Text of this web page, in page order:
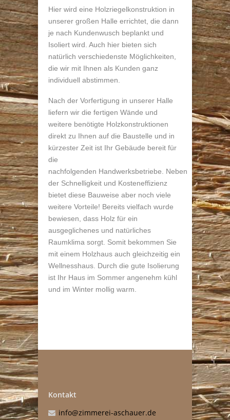
Hier wird eine Holzriegelkonstruktion in
unserer großen Halle errichtet, die dann
je nach Kundenwusch beplankt und
Isoliert wird. Auch hier bieten sich
natürlich verschiedenste Möglichkeiten,
die wir mit Ihnen als Kunden ganz
individuell abstimmen.
Nach der Vorfertigung in unserer Halle
liefern wir die fertigen Wände und
weitere benötigte Holzkonstruktionen
direkt zu Ihnen auf die Baustelle und in
kürzester Zeit ist Ihr Gebäude bereit für
die
nachfolgenden Handwerksbetriebe. Neben
der Schnelligkeit und Kosteneffizienz
bietet diese Bauweise aber noch viele
weitere Vorteile! Bereits vielfach wurde
bewiesen, dass Holz für ein
ausgeglichenes und natürliches
Raumklima sorgt. Somit bekommen Sie
mit einem Holzhaus auch gleichzeitig ein
Wellnesshaus. Durch die gute Isolierung
ist Ihr Haus im Sommer angenehm kühl
und im Winter mollig warm.
Kontakt
info@zimmerei-aschauer.de